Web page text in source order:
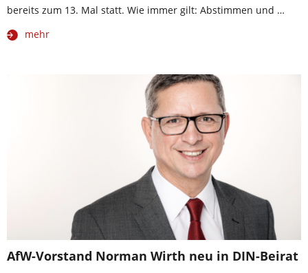
bereits zum 13. Mal statt. Wie immer gilt: Abstimmen und …
mehr
AfW-Vorstand Norman Wirth neu in DIN-Beirat